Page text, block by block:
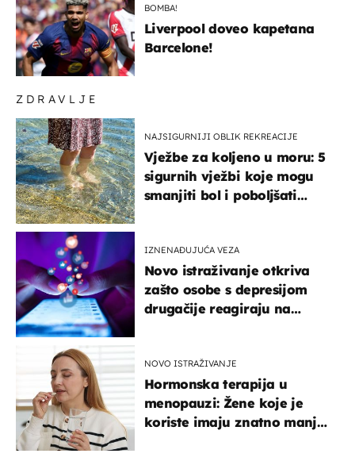
ZDRAVLJE
NAJSIGURNIJI OBLIK REKREACIJE
Vježbe za koljeno u moru: 5
sigurnih vježbi koje mogu
smanjiti bol i poboljšati
IZNENAĐUJUĆA VEZA
Novo istraživanje otkriva
zašto osobe s depresijom
drugačije reagiraju na
NOVO ISTRAŽIVANJE
Hormonska terapija u
menopauzi: Žene koje je
koriste imaju znatno manji
BOMBA!
Liverpool doveo kapetana
Barcelone!